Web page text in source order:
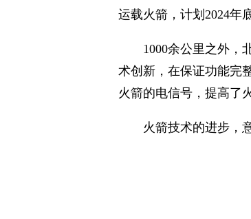
运载火箭，计划2024年
1000余公里之外，
术创新，在保证功能完
火箭的电信号，提高了
火箭技术的进步，